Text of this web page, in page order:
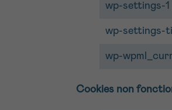
wp-settings-1
wp-settings-
wp-
Cookies non